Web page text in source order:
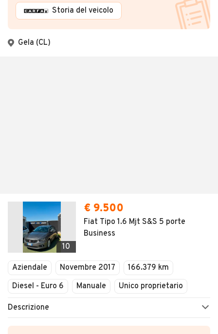
Storia del veicolo
Gela (CL)
10
€ 9.500
Fiat Tipo 1.6 Mjt S&S 5 porte
Business
Aziendale Novembre 2017
166.379 km
Diesel - Euro 6
Manuale Unico proprietario
Descrizione